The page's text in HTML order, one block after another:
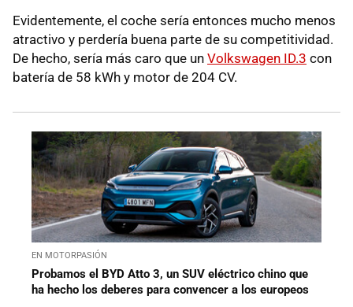
Evidentemente, el coche sería entonces mucho menos
atractivo y perdería buena parte de su competitividad.
De hecho, sería más caro que un Volkswagen ID.3 con
batería de 58 kWh y motor de 204 CV.
EN MOTORPASIÓN
Probamos el BYD Atto 3, un SUV eléctrico chino que
ha hecho los deberes para convencer a los europeos